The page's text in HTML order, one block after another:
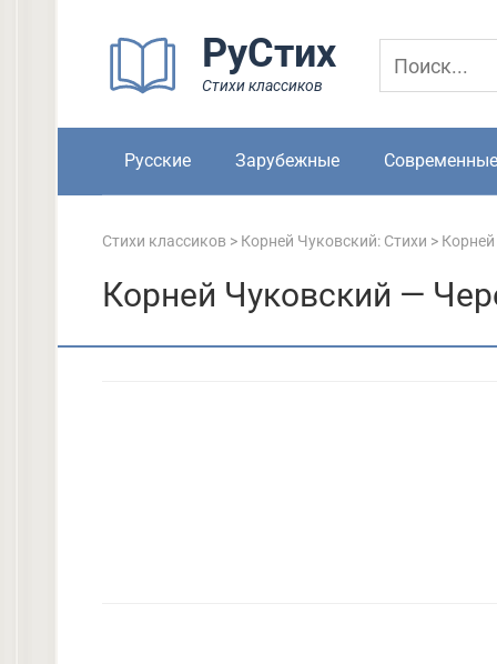
РуСтих
Стихи классиков
Русские Зарубежные Современные
Стихи классиков > Корней Чуковский: Стихи >
Корней Чуковский —